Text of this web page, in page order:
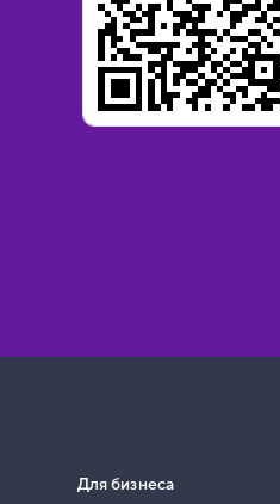
Для бизнеса